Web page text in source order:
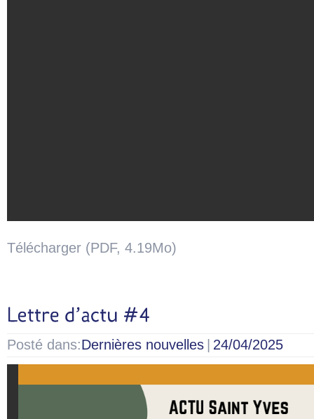
Télécharger (PDF, 4.19Mo)
Posté dans:Dernières nouvelles 24/04/2025